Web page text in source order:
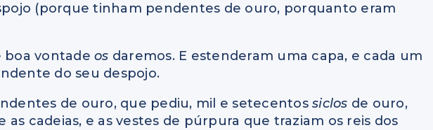
(porque tinham pendentes de ouro, porquanto eram
boa vontadeos daremos. E estenderam uma capa, e cada um
do seu despojo.
de ouro, que pediu, mil e setecentossiclos de ouro,
as cadeias, e as vestes de púrpura que traziam os reis dos